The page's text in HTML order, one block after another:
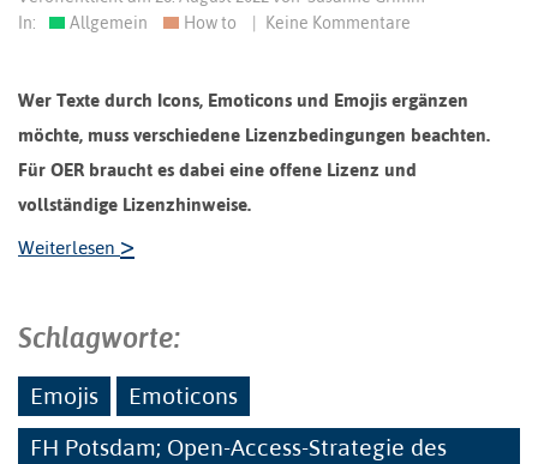
In:
Allgemein How to Keine Kommentare
Wer Texte durch Icons, Emoticons und Emojis ergänzen
möchte, muss verschiedene Lizenzbedingungen beachten.
Für OER braucht es dabei eine offene Lizenz und
vollständige Lizenzhinweise.
Weiterlesen >
Schlagworte:
Emojis
Emoticons
FH Potsdam; Open-Access-Strategie des